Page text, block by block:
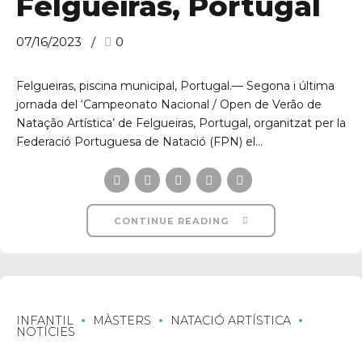
07/16/2023 0
Felgueiras, piscina municipal, Portugal.— Segona i última
jornada del ‘Campeonato Nacional / Open de Verão de
Natação Artística’ de Felgueiras, Portugal, organitzat per la
Federació Portuguesa de Natació (FPN) el...
CONTINUE READING
INFANTIL MÀSTERS NATACIÓ ARTÍSTICA
NOTÍCIES